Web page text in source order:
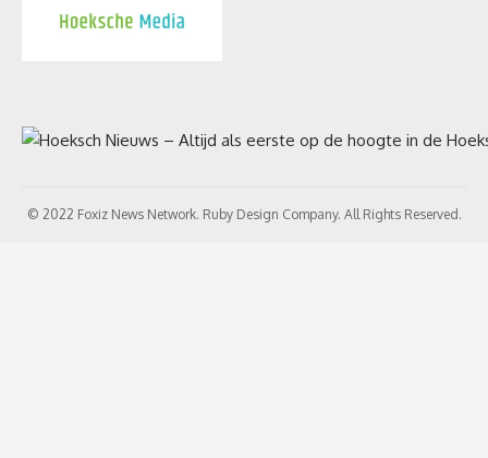
© 2022 Foxiz News Network. Ruby Design Company. All Rights Reserved.